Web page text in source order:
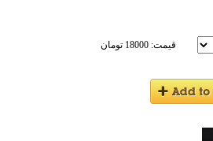
قیمت: 18000 تومان